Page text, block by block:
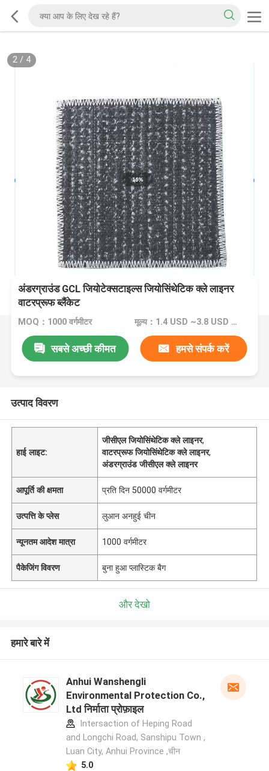
2/ 4
अंडरग्राउंड GCL जियोटेक्सटाइल्स जियोसिंथेटिक क्ले लाइनर
वाटरप्रूफ ब्लैंकेट
MOQ：1000 वर्गमीटर मूल्य：1.4 USD ~3.8 USD per sqm
सबसे अच्छी कीमत हमसे संपर्क करें
उत्पाद विवरण
हाई लाइट:
जीसीएल जियोसिंथेटिक क्ले लाइनर,
वाटरप्रूफ जियोसिंथेटिक क्ले लाइनर,
अंडरग्राउंड जीसीएल क्ले लाइनर
आपूर्ति की क्षमता प्रति दिन 50000 वर्गमीटर
उत्पत्ति के प्लेस लुआन अनहुई चीन
न्यूनतम आदेश मात्रा 1000 वर्गमीटर
पैकेजिंग विवरण बुना हुआ प्लास्टिक बैग
और देखो
हमारे बारे में
Anhui Wanshengli
Environmental Protection Co.,
Ltd निर्माता प्रोफ़ाइल
Intersaction of Heping Road
and Longchi Road, Sanshipu Town ,
Luan City, Anhui Province ,चीन
5.0